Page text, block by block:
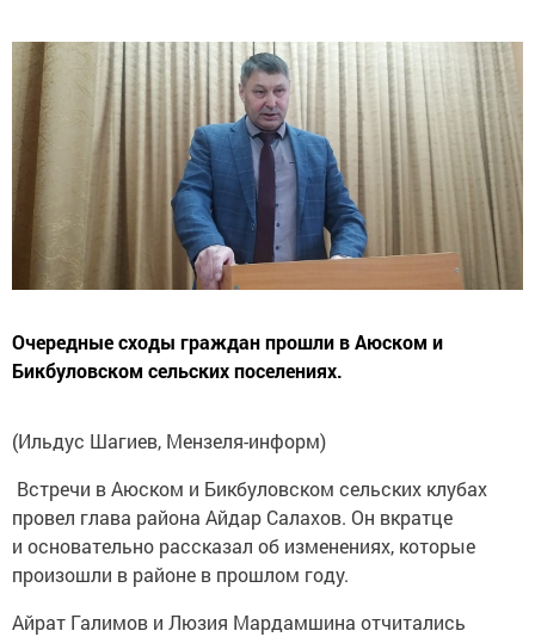
Очередные сходы граждан прошли в Аюском и
Бикбуловском сельских поселениях.
(Ильдус Шагиев, Мензеля-информ)
Встречи в Аюском и Бикбуловском сельских клубах
провел глава района Айдар Салахов. Он вкратце
и основательно рассказал об изменениях, которые
произошли в районе в прошлом году.
Айрат Галимов и Люзия Мардамшина отчитались